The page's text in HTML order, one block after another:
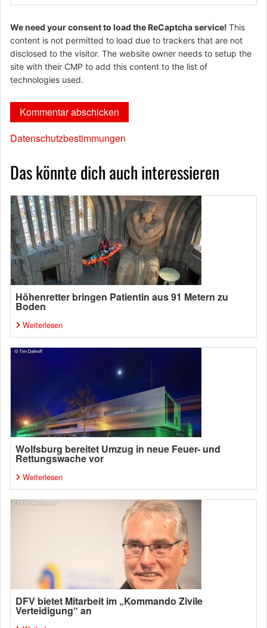
We need your consent to load the ReCaptcha service! This
content is not permitted to load due to trackers that are not
disclosed to the visitor. The website owner needs to setup the
site with their CMP to add this content to the list of
technologies used.
Datenschutzbestimmungen
Das könnte dich auch interessieren
Höhenretter bringen Patientin aus 91 Metern zu
Boden
Weiterlesen
Wolfsburg bereitet Umzug in neue Feuer- und
Rettungswache vor
Weiterlesen
DFV bietet Mitarbeit im „Kommando Zivile
Verteidigung“ an